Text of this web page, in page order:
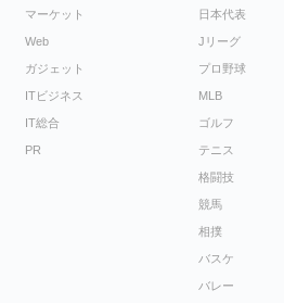
マーケット
Web
ガジェット
ITビジネス
IT総合
PR
日本代表
Jリーグ
プロ野球
MLB
ゴルフ
テニス
格闘技
競馬
相撲
バスケ
バレー